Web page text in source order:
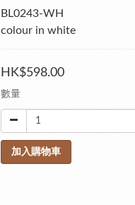
BL0243-WH
colour in white
HK$598.00
數量
加入購物車